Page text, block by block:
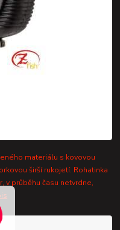
materiálu s kovovou
širší rukojetí. Rohatinka
v průběhu času netvrdne,